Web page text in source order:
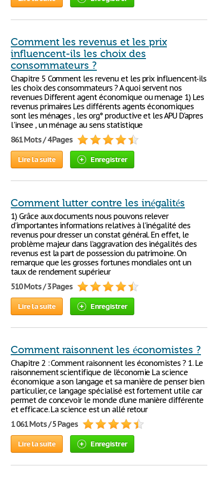
Comment les revenus et les prix
influencent-ils les choix des
consommateurs ?
Chapitre 5 Comment les revenu et les prix influencent-ils
les choix des consommateurs ? A quoi servent nos
revenues Different agent économique ou menage 1) Les
revenus primaires Les différents agents économiques
sont les ménages , les org° productive et les APU D'apres
l'insee , un ménage au sens statistique
861 Mots / 4 Pages
Lire la suite Enregistrer
Comment lutter contre les inégalités
1) Grâce aux documents nous pouvons relever
d’importantes informations relatives à l’inégalité des
revenus pour dresser un constat général. En effet, le
problème majeur dans l’aggravation des inégalités des
revenus est la part de possession du patrimoine. On
remarque que les grosses fortunes mondiales ont un
taux de rendement supérieur
510 Mots / 3 Pages
Lire la suite Enregistrer
Comment raisonnent les économistes ?
Chapitre 2 : Comment raisonnent les économistes ? 1. Le
raisonnement scientifique de l’économie La science
économique a son langage et sa manière de penser bien
particulier, ce langage spécialisé est fortement utile car
permet de concevoir le monde d’une manière différente
et efficace. La science est un allé retour
1 061 Mots / 5 Pages
Lire la suite Enregistrer